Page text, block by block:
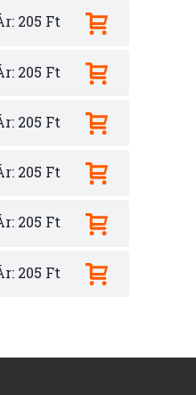
205 Ft
205 Ft
205 Ft
205 Ft
205 Ft
205 Ft